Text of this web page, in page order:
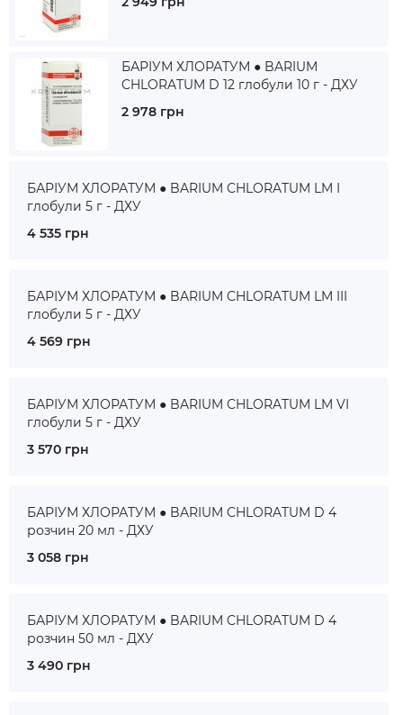
БАРІУМ ХЛОРАТУМ ● BARIUM
CHLORATUM D 12 глобули 10 г - ДХУ
2 978 грн
БАРІУМ ХЛОРАТУМ ● BARIUM CHLORATUM LM I
глобули 5 г - ДХУ
4 535 грн
БАРІУМ ХЛОРАТУМ ● BARIUM CHLORATUM LM III
глобули 5 г - ДХУ
4 569 грн
БАРІУМ ХЛОРАТУМ ● BARIUM CHLORATUM LM VI
глобули 5 г - ДХУ
3 570 грн
БАРІУМ ХЛОРАТУМ ● BARIUM CHLORATUM D 4
розчин 20 мл - ДХУ
3 058 грн
БАРІУМ ХЛОРАТУМ ● BARIUM CHLORATUM D 4
розчин 50 мл - ДХУ
3 490 грн